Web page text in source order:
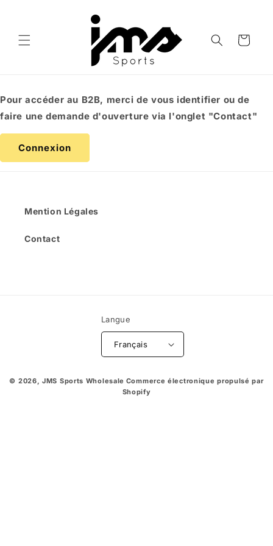
contenu
Panier
Pour accéder au B2B, merci de vous identifier ou de
faire une demande d'ouverture via l'onglet "Contact"
Connexion
Mention Légales
Contact
Langue
Français
© 2026,JMS Sports Wholesale Commerce électronique propulsé par
Shopify